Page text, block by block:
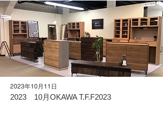
2023年10月11日
2023 10月OKAWA T.F.F2023